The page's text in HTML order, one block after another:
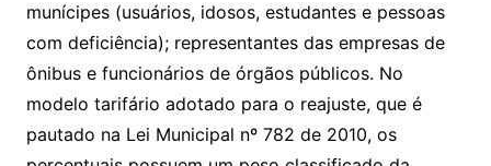
munícipes (usuários, idosos, estudantes e pessoas
com deficiência); representantes das empresas de
ônibus e funcionários de órgãos públicos. No
modelo tarifário adotado para o reajuste, que é
pautado na Lei Municipal nº 782 de 2010, os